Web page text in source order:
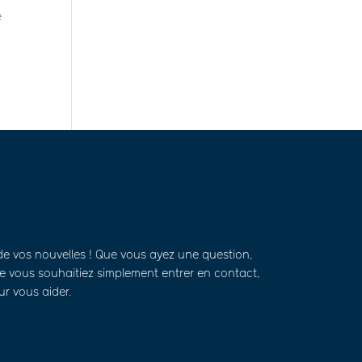
vos nouvelles ! Que vous ayez une question,
vous souhaitiez simplement entrer en contact,
vous aider.